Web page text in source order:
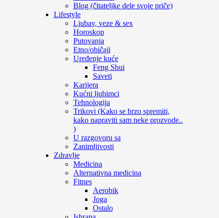
Blog (čitateljke dele svoje priče)
Lifestyle
Ljubav, veze & sex
Horoskop
Putovanja
Etno/običaji
Uređenje kuće
Feng Shui
Saveti
Karijera
Kućni ljubimci
Tehnologija
Trikovi (Kako se brzo spremiti,
kako napraviti sam neke prozvode..
)
U razgovoru sa
Zanimljivosti
Zdravlje
Medicina
Alternativna medicina
Fitnes
Aerobik
Joga
Ostalo